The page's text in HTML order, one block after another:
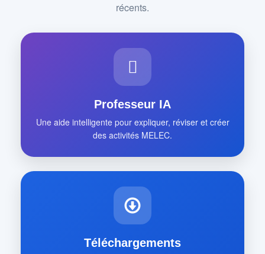
récents.
Professeur IA
Une aide intelligente pour expliquer, réviser et créer
des activités MELEC.
Téléchargements